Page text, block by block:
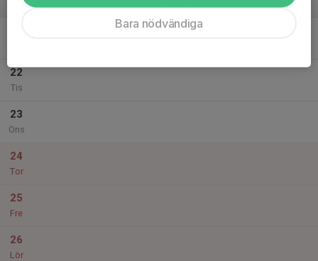
v.52
22
Tis
23
Ons
24
Tor
25
Fre
26
Lör
Bara nödvändiga